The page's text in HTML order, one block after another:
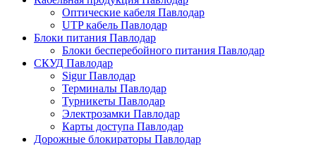
Оптические кабеля Павлодар
UTP кабель Павлодар
Блоки питания Павлодар
Блоки бесперебойного питания Павлодар
СКУД Павлодар
Sigur Павлодар
Терминалы Павлодар
Турникеты Павлодар
Электрозамки Павлодар
Карты доступа Павлодар
Дорожные блокираторы Павлодар